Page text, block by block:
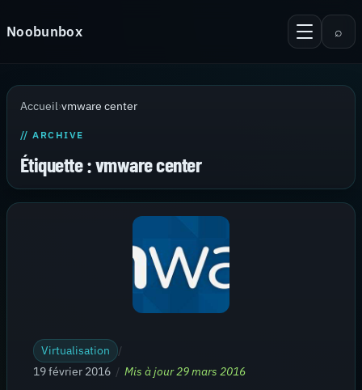
Noobunbox
Android
Serveur
Thèmes pour PuTTy
Recherche
⌕
Accueil›vmware center
// ARCHIVE
Étiquette :vmware center
Virtualisation /
19 février 2016 / Mis à jour 29 mars 2016